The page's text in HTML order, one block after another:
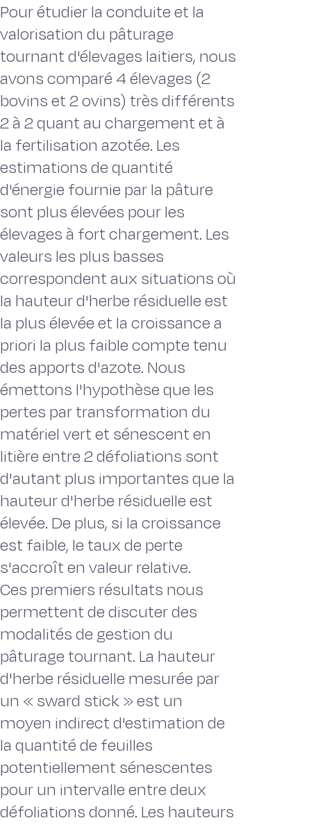
Pour étudier la conduite et la
valorisation du pâturage
tournant d'élevages laitiers, nous
avons comparé 4 élevages (2
bovins et 2 ovins) très différents
2 à 2 quant au chargement et à
la fertilisation azotée. Les
estimations de quantité
d'énergie fournie par la pâture
sont plus élevées pour les
élevages à fort chargement. Les
valeurs les plus basses
correspondent aux situations où
la hauteur d'herbe résiduelle est
la plus élevée et la croissance a
priori la plus faible compte tenu
des apports d'azote. Nous
émettons l'hypothèse que les
pertes par transformation du
matériel vert et sénescent en
litière entre 2 défoliations sont
d'autant plus importantes que la
hauteur d'herbe résiduelle est
élevée. De plus, si la croissance
est faible, le taux de perte
s'accroît en valeur relative.
Ces premiers résultats nous
permettent de discuter des
modalités de gestion du
pâturage tournant. La hauteur
d'herbe résiduelle mesurée par
un « sward stick » est un
moyen indirect d'estimation de
la quantité de feuilles
potentiellement sénescentes
pour un intervalle entre deux
défoliations donné. Les hauteurs